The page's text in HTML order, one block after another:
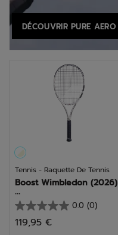
DÉCOUVRIR PURE AERO
Tennis - Raquette De Tennis
Boost Wimbledon (2026)
...
0.0 (0)
0.0
sur
119,95 €